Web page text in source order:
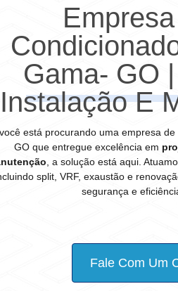
Gama- GO
Instalação E
está procurando uma empresa
GO que entregue excelência em
, a solução está aqui.
split, VRF, exaustão e
segurança e
Fale Com Um